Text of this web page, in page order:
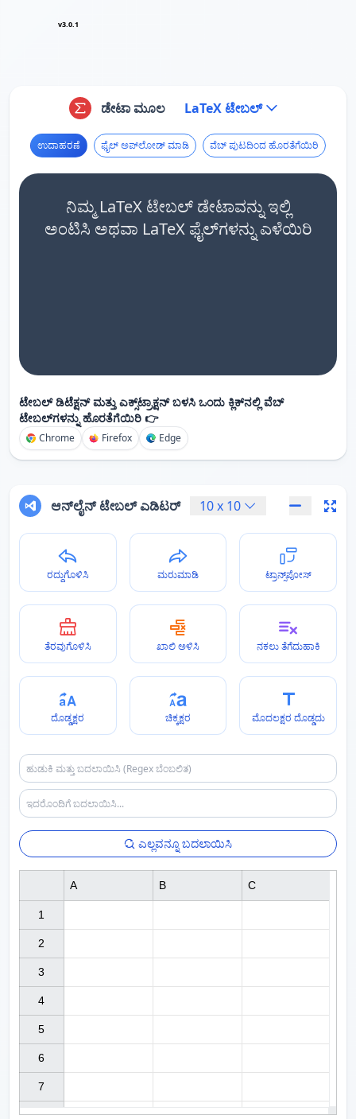
v3.0.1
ಡೇಟಾ ಮೂಲ LaTeX ಟೇಬಲ್
ಉದಾಹರಣೆ ಫೈಲ್ ಅಪ್‌ಲೋಡ್ ಮಾಡಿ ವೆಬ್ ಪುಟದಿಂದ ಹೊರತೆಗೆಯಿರಿ
ನಿಮ್ಮ LaTeX ಟೇಬಲ್ ಡೇಟಾವನ್ನು ಇಲ್ಲಿ
ಅಂಟಿಸಿ ಅಥವಾ LaTeX ಫೈಲ್‌ಗಳನ್ನು ಎಳೆಯಿರಿ
ಟೇಬಲ್ ಡಿಟೆಕ್ಷನ್ ಮತ್ತು ಎಕ್ಸ್‌ಟ್ರಾಕ್ಷನ್ ಬಳಸಿ ಒಂದು ಕ್ಲಿಕ್‌ನಲ್ಲಿ ವೆಬ್
ಟೇಬಲ್‌ಗಳನ್ನು ಹೊರತೆಗೆಯಿರಿ 👉
Chrome Firefox Edge
ಆನ್‌ಲೈನ್ ಟೇಬಲ್ ಎಡಿಟರ್ 10x 10
ರದ್ದುಗೊಳಿಸಿ ಮರುಮಾಡಿ ಟ್ರಾನ್ಸ್‌ಪೋಸ್
ತೆರವುಗೊಳಿಸಿ ಖಾಲಿ ಅಳಿಸಿ ನಕಲು ತೆಗೆದುಹಾಕಿ
ದೊಡ್ಡಕ್ಷರ ಚಿಕ್ಕಕ್ಷರ ಮೊದಲಕ್ಷರ ದೊಡ್ಡದು
ಎಲ್ಲವನ್ನೂ ಬದಲಾಯಿಸಿ
1
2
3
4
5
6
7
A B C